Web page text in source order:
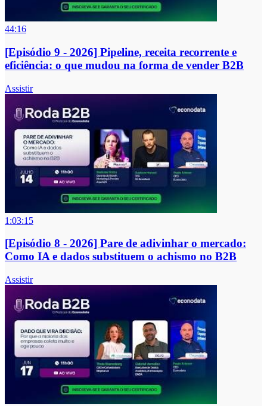
44:16
[Episódio 9 - 2026] Pipeline, receita recorrente e
eficiência: o que mudou na forma de vender B2B
Assistir
1:03:15
[Episódio 8 - 2026] Pare de adivinhar o mercado:
Como IA e dados substituem o achismo no B2B
Assistir